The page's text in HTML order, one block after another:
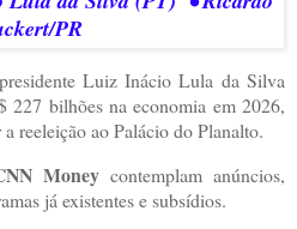
PR
Luiz Inácio Lula da Silva
227 bilhões na economia em 2026,
reeleição ao Palácio do Planalto.
Money contemplam anúncios,
já existentes e subsídios.